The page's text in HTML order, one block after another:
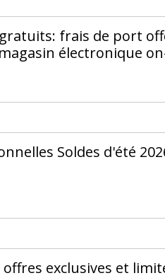
frais de port
électronique
Soldes d'été
offres exclusives et